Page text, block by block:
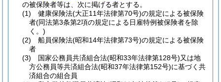
の被保険者等は、次に掲げる者とする。
(1)
健康保険法(大正11年法律第70号)の規定による被保険
者(同法第3条第2項の規定による日雇特例被保険者を除
く。)
(2)
船員保険法(昭和14年法律第73号)の規定による被保険
者
(3)
国家公務員共済組合法(昭和33年法律第128号)又は地
方公務員等共済組合法(昭和37年法律第152号)に基づく共
済組合の組合員